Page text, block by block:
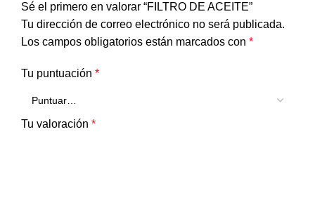
Sé el primero en valorar “FILTRO DE ACEITE”
Tu dirección de correo electrónico no será publicada.
Los campos obligatorios están marcados con *
Tu puntuación *
Tu valoración *